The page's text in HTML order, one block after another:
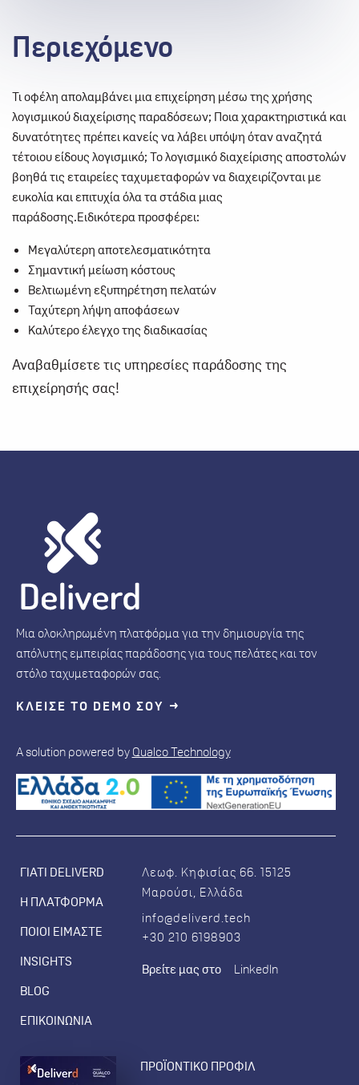
Περιεχόμενο
Τι οφέλη απολαμβάνει μια επιχείρηση μέσω της χρήσης
λογισμικού διαχείρισης παραδόσεων; Ποια χαρακτηριστικά και
δυνατότητες πρέπει κανείς να λάβει υπόψη όταν αναζητά
τέτοιου είδους λογισμικό; Το λογισμικό διαχείρισης αποστολών
βοηθά τις εταιρείες ταχυμεταφορών να διαχειρίζονται με
ευκολία και επιτυχία όλα τα στάδια μιας
παράδοσης.Ειδικότερα προσφέρει:
Μεγαλύτερη αποτελεσματικότητα
Σημαντική μείωση κόστους
Βελτιωμένη εξυπηρέτηση πελατών
Ταχύτερη λήψη αποφάσεων
Καλύτερο έλεγχο της διαδικασίας
Αναβαθμίσετε τις υπηρεσίες παράδοσης της
επιχείρησής σας!
Μια ολοκληρωμένη πλατφόρμα για την δημιουργία της
απόλυτης εμπειρίας παράδοσης για τους πελάτες και τον
στόλο ταχυμεταφορών σας.
ΚΛΕΙΣΕ ΤΟ DEMO ΣΟΥ
A solution powered byQualco Technology
ΓΙΑΤΙ DELIVERD
Η ΠΛΑΤΦΟΡΜΑ
ΠΟΙΟΙ ΕΙΜΑΣΤΕ
INSIGHTS
BLOG
ΕΠΙΚΟΙΝΩΝΙΑ
Λεωφ. Κηφισίας 66. 15125
Μαρούσι, Ελλάδα
info@deliverd.tech
+30 210 6198903
Βρείτε μας στο
LinkedIn
ΠΡΟΪΟΝΤΙΚΟ ΠΡΟΦΙΛ